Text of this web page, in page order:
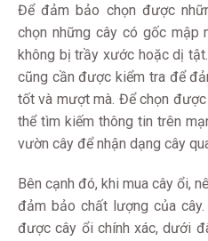
Để đảm bảo chọn được
chọn những cây có gốc mập
không bị trầy xước hoặc dị
cũng cần được kiểm tra để
tốt và mượt mà. Để chọn
thể tìm kiếm thông tin trên
vườn cây để nhận dạng cây
Bên cạnh đó, khi mua cây ổi,
đảm bảo chất lượng của
được cây ổi chính xác, dưới